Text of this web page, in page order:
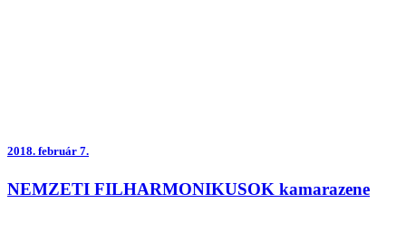
2018. február 7.
NEMZETI FILHARMONIKUSOK kamarazene